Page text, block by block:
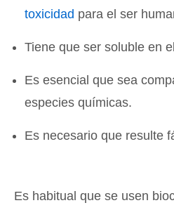
toxicidad para el ser
Tiene que ser soluble en
Es esencial que sea
especies químicas.
Es necesario que resulte
Es habitual que se usen